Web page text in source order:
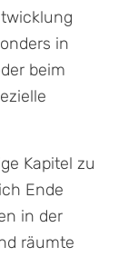
in
beim
Kapitel zu
Ende
in der
räumte